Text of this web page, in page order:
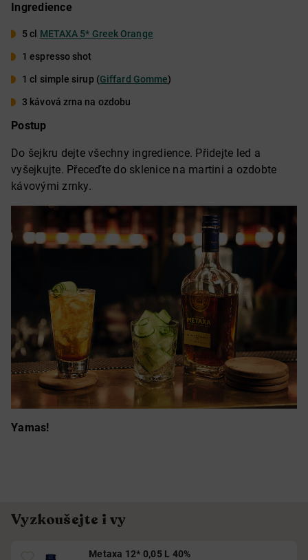
Ingredience
5 cl METAXA 5* Greek Orange
1 espresso shot
1 cl simple sirup (Giffard Gomme)
3 kávová zrna na ozdobu
Postup
Do šejkru dejte všechny ingredience. Přidejte led a
vyšejkujte. Přeceďte do sklenice na martini a ozdobte
kávovými zrnky.
Yamas!
Vyzkoušejte i vy
Metaxa 12* 0,05 L 40%